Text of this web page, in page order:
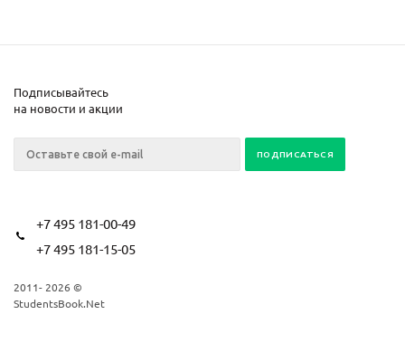
Подписывайтесь
на новости и акции
+7 495 181-00-49
+7 495 181-15-05
2011- 2026 ©
StudentsBook.Net